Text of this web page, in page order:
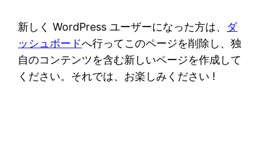
新しく WordPress ユーザーになった方は、 ダ
ッシュボードへ行ってこのページを削除し、独
自のコンテンツを含む新しいページを作成して
ください。それでは、お楽しみください !